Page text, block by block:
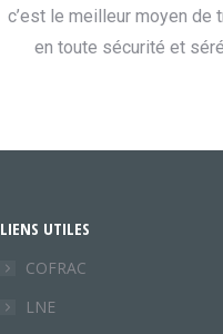
c’est le meilleur moyen de
en toute sécurité et
LIENS UTILES
COFRAC
LNE